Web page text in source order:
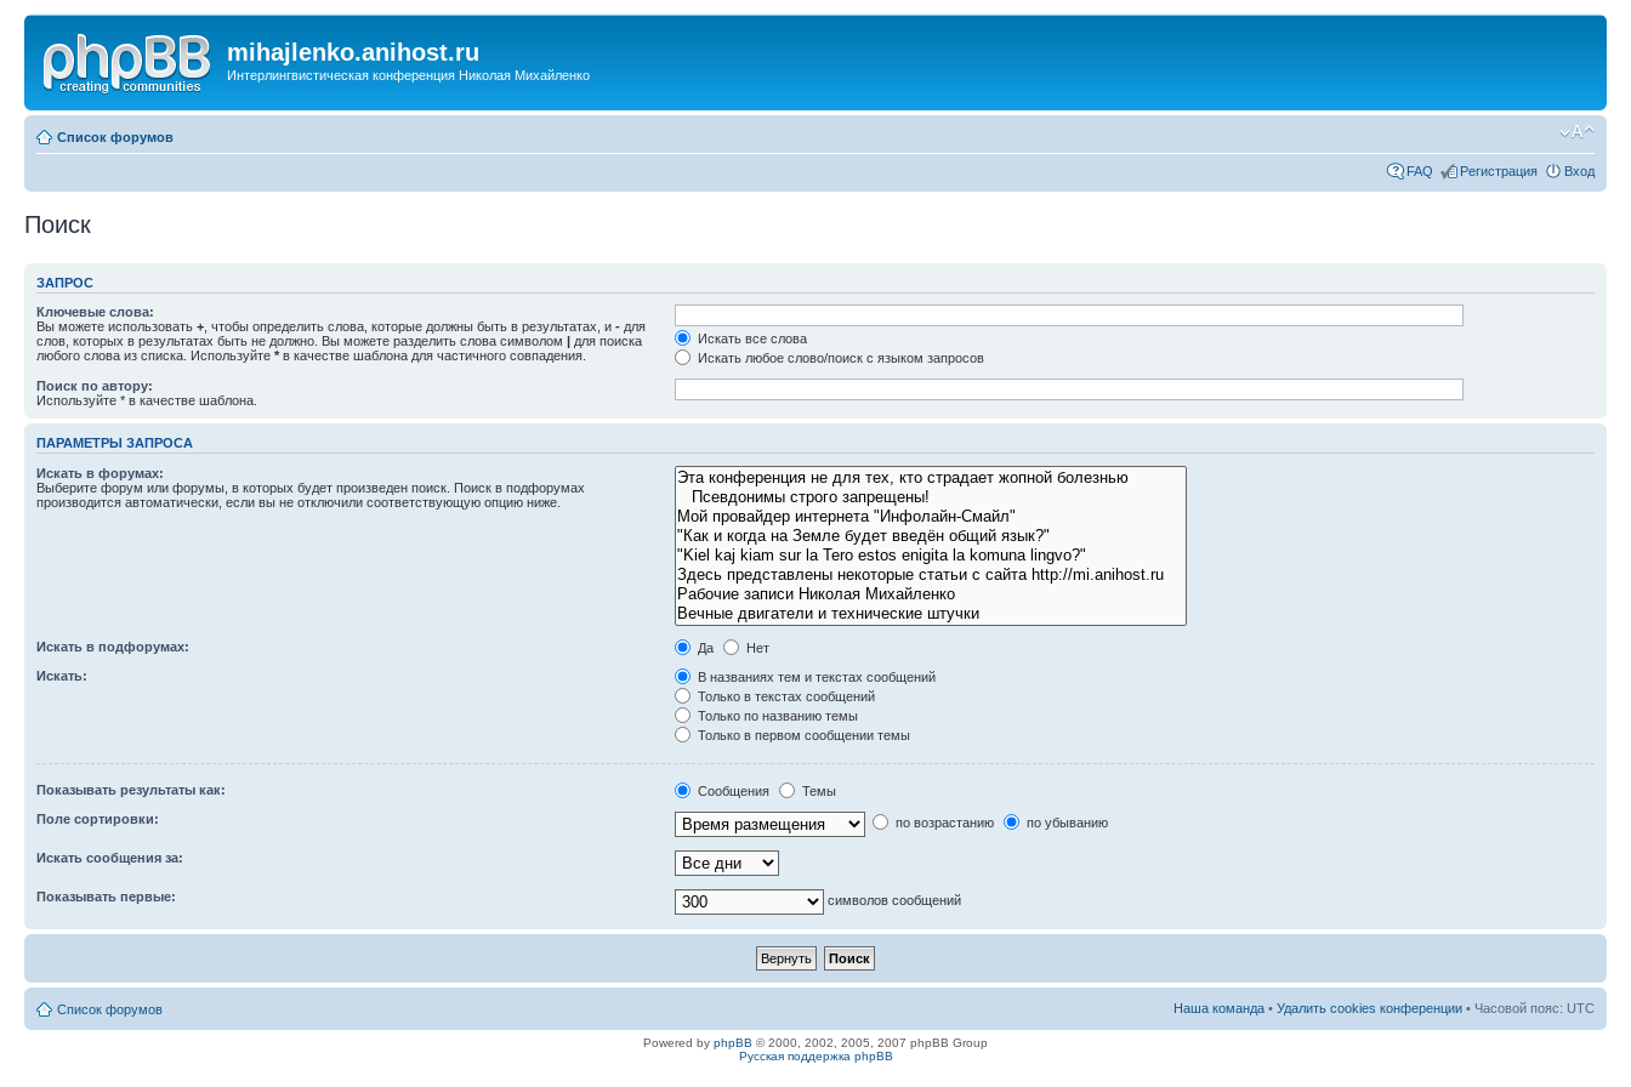
mihajlenko.anihost.ru
Интерлингвистическая конференция Николая Михайленко
Список форумов
FAQ Регистрация Вход
Поиск
ЗАПРОС
Ключевые слова:
Вы можете использовать + , чтобы определить слова, которые должны быть в результатах, и - для
слов, которых в результатах быть не должно. Вы можете разделить слова символом | для поиска
любого слова из списка. Используйте * в качестве шаблона для частичного совпадения.
Искать все слова
Искать любое слово/поиск с языком запросов
Поиск по автору:
Используйте * в качестве шаблона.
ПАРАМЕТРЫ ЗАПРОСА
Искать в форумах:
Выберите форум или форумы, в которых будет произведен поиск. Поиск в подфорумах
производится автоматически, если вы не отключили соответствующую опцию ниже.
Искать в подфорумах: Да
Нет
Искать:
В названиях тем и текстах сообщений
Только в текстах сообщений
Только по названию темы
Только в первом сообщении темы
Показывать результаты как: Сообщения
Темы
Поле сортировки:
по возрастанию по убыванию
Искать сообщения за:
Показывать первые: символов сообщений
Список форумов Наша команда • Удалить cookies конференции • Часовой пояс: UTC
Powered by phpBB © 2000, 2002, 2005, 2007 phpBB Group
Русская поддержка phpBB